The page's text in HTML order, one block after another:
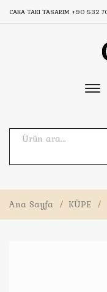
CAKA TAKI TASARIM +90 532
Ana Sayfa / KÜPE /